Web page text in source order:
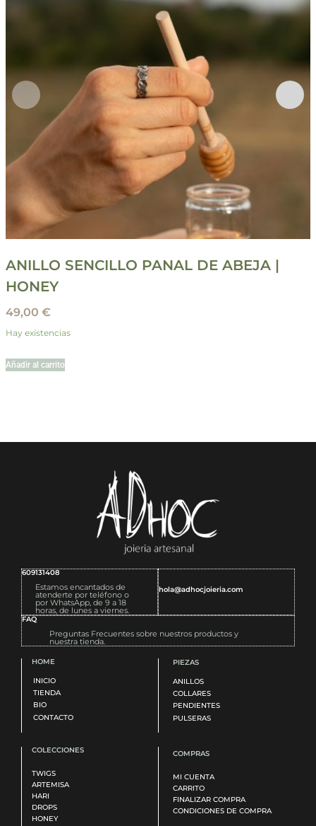
ANILLO SENCILLO PANAL DE ABEJA |
HONEY
49,00 €
Hay existencias
Añadir al carrito
609131408
Estamos encantados de
atenderte por teléfono o
por WhatsApp, de 9 a 18
horas, de lunes a viernes.
hola@adhocjoieria.com
FAQ
Preguntas Frecuentes sobre nuestros productos y
nuestra tienda.
HOME
INICIO
TIENDA
BIO
CONTACTO
PIEZAS
ANILLOS
COLLARES
PENDIENTES
PULSERAS
COLECCIONES
TWIGS
ARTEMISA
HARI
DROPS
HONEY
COMPRAS
MI CUENTA
CARRITO
FINALIZAR COMPRA
CONDICIONES DE COMPRA